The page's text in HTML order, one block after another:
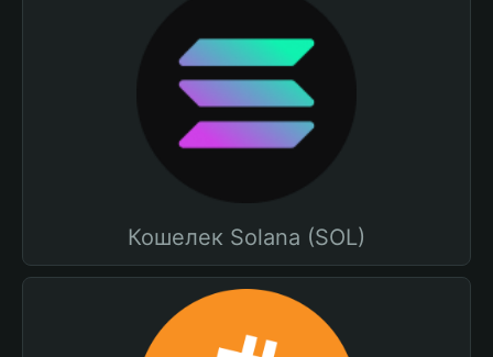
Кошелек Solana (SOL)